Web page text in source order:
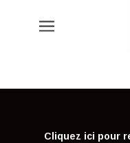
Cliquez ici pour